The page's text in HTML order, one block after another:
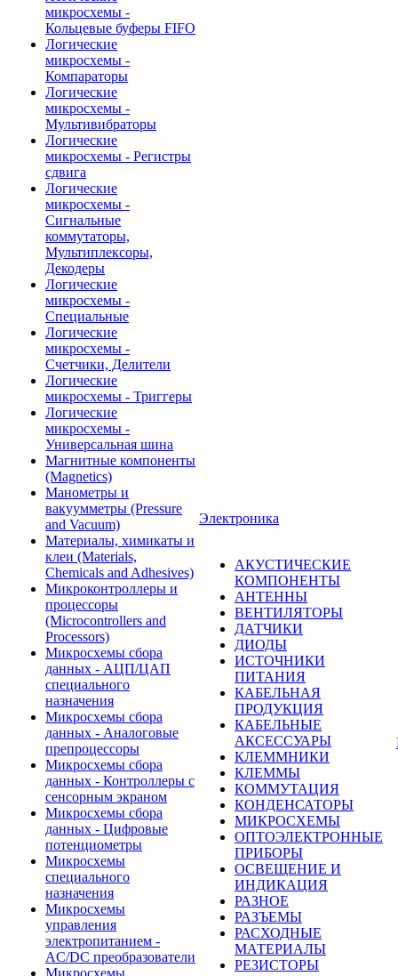
микросхемы -
Кольцевые буферы FIFO
Логические
микросхемы -
Компараторы
Логические
микросхемы -
Мультивибраторы
Логические
микросхемы - Регистры
сдвига
Логические
микросхемы -
Сигнальные
коммутаторы,
Мультиплексоры,
Декодеры
Логические
микросхемы -
Специальные
Логические
микросхемы -
Счетчики, Делители
Логические
микросхемы - Триггеры
Логические
микросхемы -
Универсальная шина
Магнитные компоненты
(Magnetics)
Манометры и
вакуумметры (Pressure
and Vacuum)
Материалы, химикаты и
клеи (Materials,
Chemicals and Adhesives)
Микроконтроллеры и
процессоры
(Microcontrollers and
Processors)
Микросхемы сбора
данных - АЦП/ЦАП
специального
назначения
Микросхемы сбора
данных - Аналоговые
препроцессоры
Микросхемы сбора
данных - Контроллеры с
сенсорным экраном
Микросхемы сбора
данных - Цифровые
потенциометры
Микросхемы
специального
назначения
Микросхемы
управления
электропитанием -
AC/DC преобразователи
Микросхемы
Электроника
АКУСТИЧЕСКИЕ
КОМПОНЕНТЫ
АНТЕННЫ
ВЕНТИЛЯТОРЫ
ДАТЧИКИ
ДИОДЫ
ИСТОЧНИКИ
ПИТАНИЯ
КАБЕЛЬНАЯ
ПРОДУКЦИЯ
КАБЕЛЬНЫЕ
АКСЕССУАРЫ
КЛЕММНИКИ
КЛЕММЫ
КОММУТАЦИЯ
КОНДЕНСАТОРЫ
МИКРОСХЕМЫ
ОПТОЭЛЕКТРОННЫЕ
ПРИБОРЫ
ОСВЕЩЕНИЕ И
ИНДИКАЦИЯ
РАЗНОЕ
РАЗЪЕМЫ
РАСХОДНЫЕ
МАТЕРИАЛЫ
РЕЗИСТОРЫ